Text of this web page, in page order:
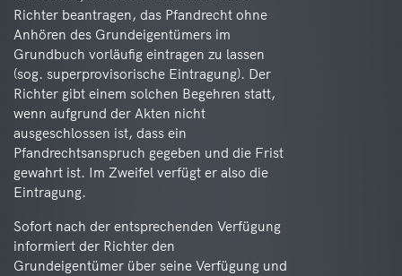
Richter beantragen, das Pfandrecht ohne
Anhören des Grundeigentümers im
Grundbuch vorläufig eintragen zu lassen
(sog. superprovisorische Eintragung). Der
Richter gibt einem solchen Begehren statt,
wenn aufgrund der Akten nicht
ausgeschlossen ist, dass ein
Pfandrechtsanspruch gegeben und die Frist
gewahrt ist. Im Zweifel verfügt er also die
Eintragung.
Sofort nach der entsprechenden Verfügung
informiert der Richter den
Grundeigentümer über seine Verfügung und